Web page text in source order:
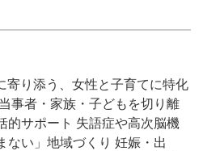
寄り添う、女性と子育てに特化
事者・家族・子どもを切り離
的サポート 失語症や高次脳機
ない」地域づくり 妊娠・出